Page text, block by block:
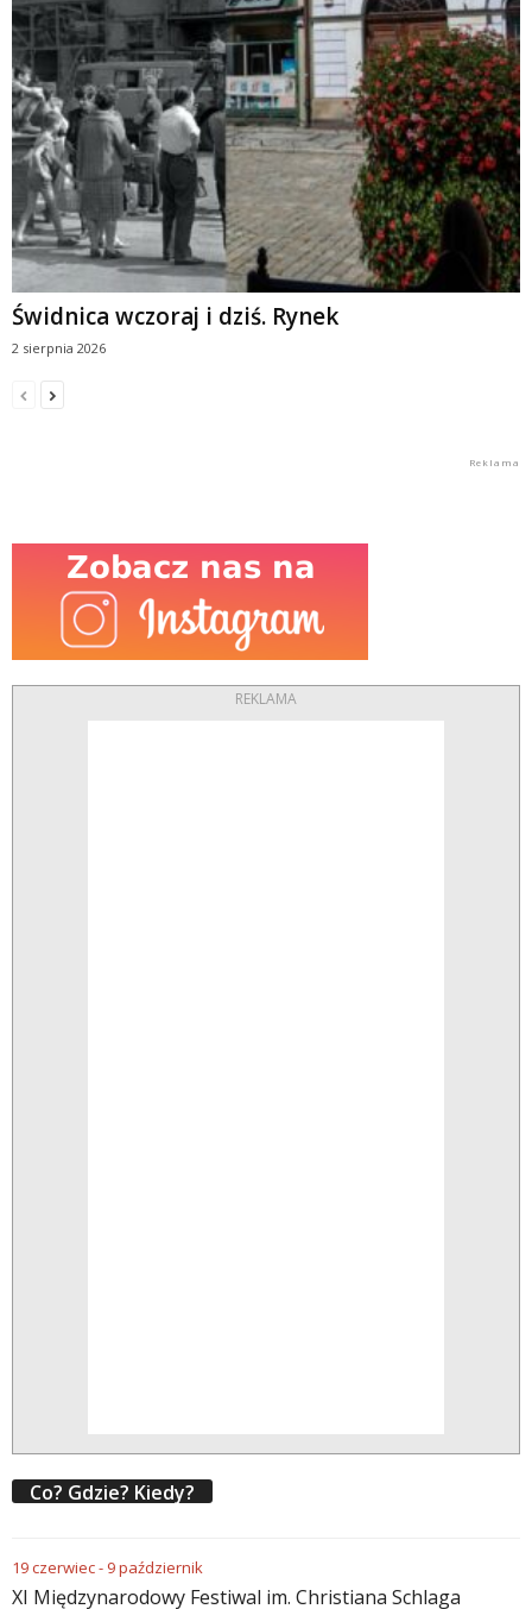
Świdnica wczoraj i dziś. Rynek
2 sierpnia 2026
REKLAMA
Co? Gdzie? Kiedy?
19czerwiec- 9październik
XI Międzynarodowy Festiwal im. Christiana Schlaga